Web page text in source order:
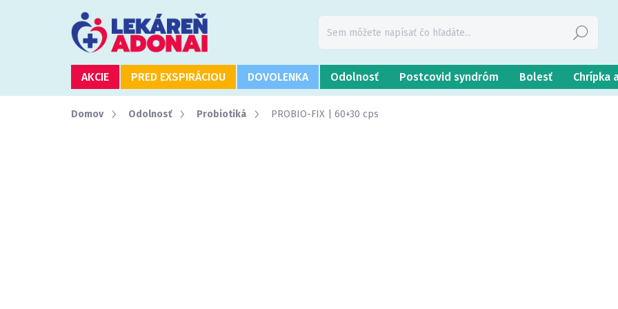
Hľadať
AKCIE PRED EXSPIRÁCIOU DOVOLENKA Odolnosť Postcovid syndróm Bolesť Chrípka
Domov Odolnosť Probiotiká PROBIO-FIX | 60+30 cps